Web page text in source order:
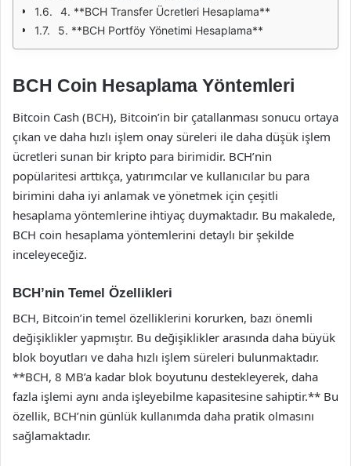
4. **BCH Transfer Ücretleri Hesaplama**
5. **BCH Portföy Yönetimi Hesaplama**
BCH Coin Hesaplama Yöntemleri
Bitcoin Cash (BCH), Bitcoin’in bir çatallanması sonucu ortaya
çıkan ve daha hızlı işlem onay süreleri ile daha düşük işlem
ücretleri sunan bir kripto para birimidir. BCH’nin
popülaritesi arttıkça, yatırımcılar ve kullanıcılar bu para
birimini daha iyi anlamak ve yönetmek için çeşitli
hesaplama yöntemlerine ihtiyaç duymaktadır. Bu makalede,
BCH coin hesaplama yöntemlerini detaylı bir şekilde
inceleyeceğiz.
BCH’nin Temel Özellikleri
BCH, Bitcoin’in temel özelliklerini korurken, bazı önemli
değişiklikler yapmıştır. Bu değişiklikler arasında daha büyük
blok boyutları ve daha hızlı işlem süreleri bulunmaktadır.
**BCH, 8 MB’a kadar blok boyutunu destekleyerek, daha
fazla işlemi aynı anda işleyebilme kapasitesine sahiptir.** Bu
özellik, BCH’nin günlük kullanımda daha pratik olmasını
sağlamaktadır.